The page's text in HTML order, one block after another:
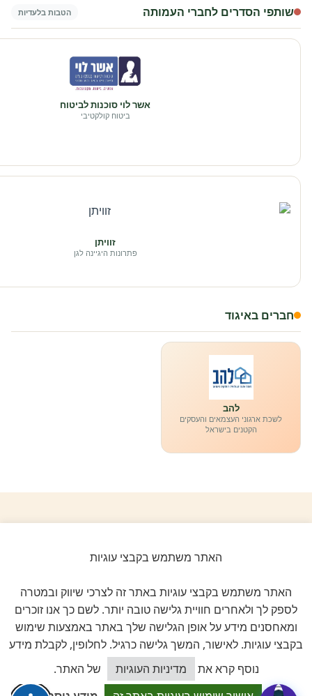
שותפי הסדרים לחברי העמותה הטבות בלעדיות
אשר לוי סוכנות לביטוח
ביטוח קולקטיבי
זוויתן
פתרונות היגיינה לגן
חברים באיגוד
להב
לשכת ארגוני העצמאים והעסקים
הקטנים בישראל
★★★★★על בסיס11 ביקורות מאומתות
לכל הביקורות ב-Google
Dalia attia
האתר משתמש בקבצי עוגיות
האתר משתמש בקבצי עוגיות באתר זה לצרכי שיווק ובמטרה
לספק לך ולאחרים חוויית גלישה טובה יותר. לשם כך אנו זוכרים
ומאחסנים מידע על אופן הגלישה שלך באתר באמצעות שימוש
בקבצי עוגיות. לאישור, המשך גלישה כרגיל. לחלופין, לקבלת מידע
נוסף קרא את
מדיניות העוגיות
של האתר.
כיצד אוכל לסייע?